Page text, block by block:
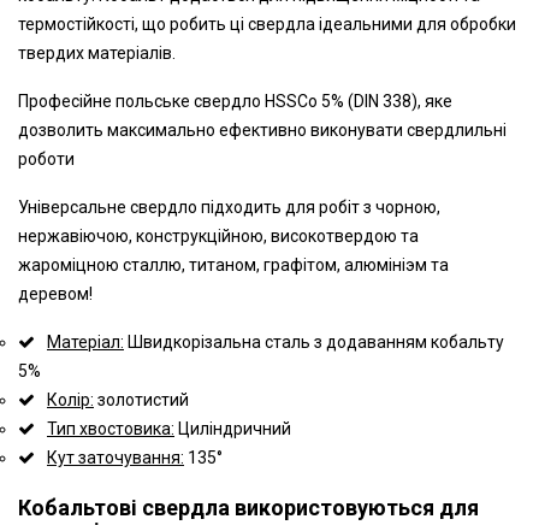
термостійкості, що робить ці свердла ідеальними для обробки
твердих матеріалів.
Професійне польське свердло HSSCo 5% (DIN 338), яке
дозволить максимально ефективно виконувати свердлильні
роботи
Універсальне свердло підходить для робіт з чорною,
нержавіючою, конструкційною, високотвердою та
жароміцною сталлю, титаном, графітом, алюмініэм та
деревом!
Матеріал: Швидкорізальна сталь з додаванням кобальту
5%
Колір: золотистий
Тип хвостовика: Циліндричний
Кут заточування: 135°
Кобальтові свердла використовуються для